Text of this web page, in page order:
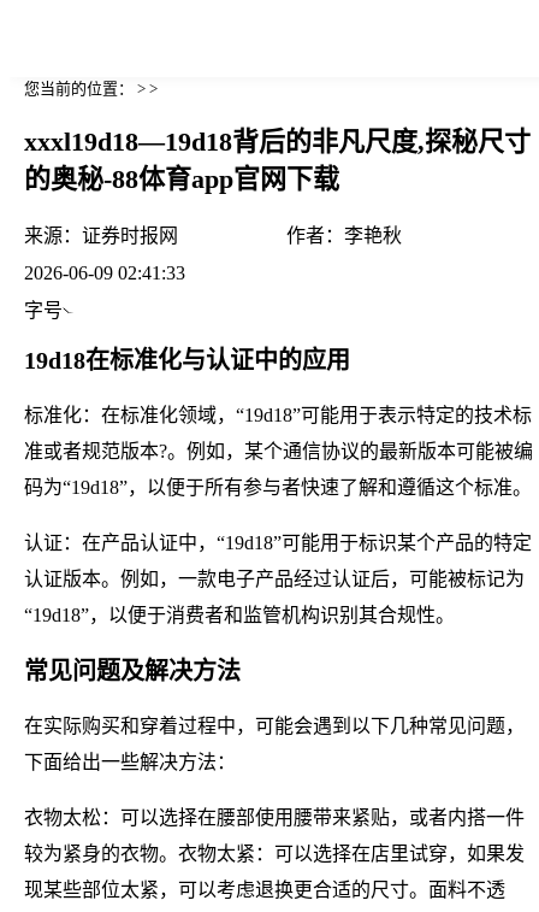
您当前的位置： > >
xxxl19d18—19d18背后的非凡尺度,探秘尺寸
的奥秘-88体育app官网下载
来源： 证券时报网 作者： 李艳秋
2026-06-09 02:41:33
字号
19d18在标准化与认证中的应用
标准化：在标准化领域，“19d18”可能用于表示特定的技术标
准或者规范版本?。例如，某个通信协议的最新版本可能被编
码为“19d18”，以便于所有参与者快速了解和遵循这个标准。
认证：在产品认证中，“19d18”可能用于标识某个产品的特定
认证版本。例如，一款电子产品经过认证后，可能被标记为
“19d18”，以便于消费者和监管机构识别其合规性。
常见问题及解决方法
在实际购买和穿着过程中，可能会遇到以下几种常见问题，
下面给出一些解决方法：
衣物太松：可以选择在腰部使用腰带来紧贴，或者内搭一件
较为紧身的衣物。衣物太紧：可以选择在店里试穿，如果发
现某些部位太紧，可以考虑退换更合适的尺寸。面料不透